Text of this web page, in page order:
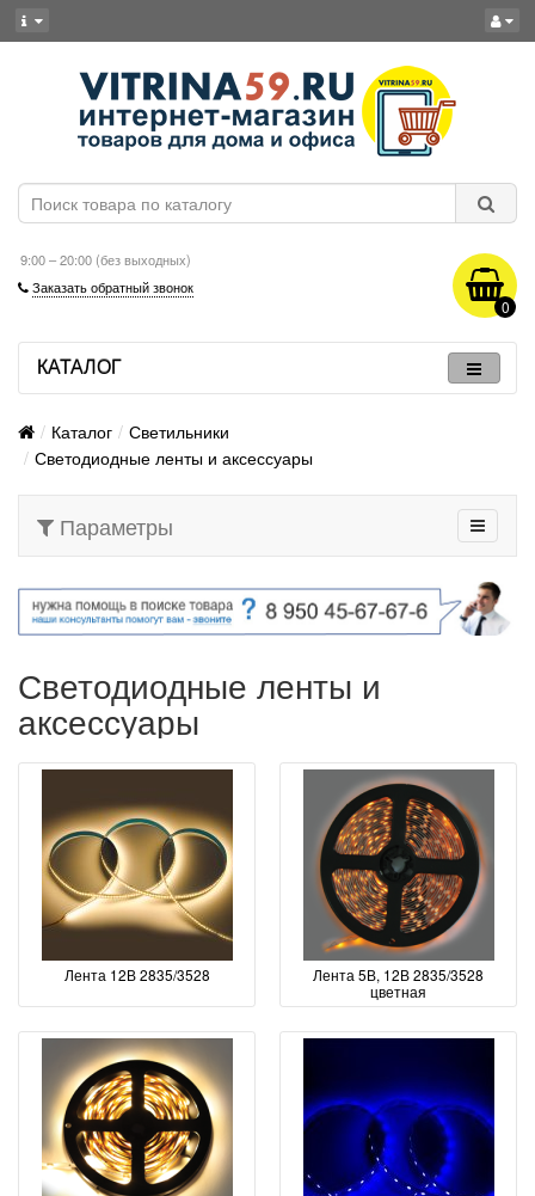
9:00 – 20:00 (без выходных)
Заказать обратный звонок
0
КАТАЛОГ
Каталог
Светильники
Светодиодные ленты и аксессуары
Параметры
Светодиодные ленты и
аксессуары
Лента 12В 2835/3528
Лента 5В, 12В 2835/3528
цветная